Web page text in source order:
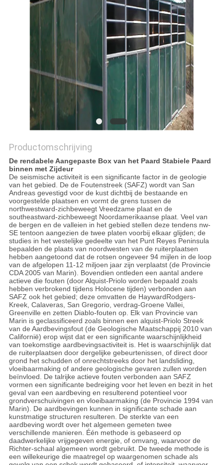
Productomschrijving
De rendabele Aangepaste Box van het Paard Stabiele Paard
binnen met Zijdeur
De seismische activiteit is een significante factor in de geologie
van het gebied. De de Foutenstreek (SAFZ) wordt van San
Andreas gevestigd voor de kust dichtbij de bestaande en
voorgestelde plaatsen en vormt de grens tussen de
northwestward-zichbeweegt Vreedzame plaat en de
southeastward-zichbeweegt Noordamerikaanse plaat. Veel van
de bergen en de valleien in het gebied stellen deze tendens nw-
SE tentoon aangezien de twee platen voorbij elkaar glijden; de
studies in het westelijke gedeelte van het Punt Reyes Peninsula
bepaalden de plaats van noordwesten van de ruiterplaatsen
hebben aangetoond dat de rotsen ongeveer 94 mijlen in de loop
van de afgelopen 11-12 miljoen jaar zijn verplaatst (de Provincie
CDA 2005 van Marin). Bovendien ontleden een aantal andere
actieve die fouten (door Alquist-Priolo worden bepaald zoals
hebben verbrokend tijdens Holocene tijden) verbonden aan
SAFZ ook het gebied; deze omvatten de HaywardRodgers-
Kreek, Calaveras, San Gregorio, verdrag-Groene Vallei,
Greenville en zetten Diablo-fouten op. Elk van Provincie van
Marin is geclassificeerd zoals binnen een alquist-Priolo Streek
van de Aardbevingsfout (de Geologische Maatschappij 2010 van
Californië) erop wijst dat er een significante waarschijnlijkheid
van toekomstige aardbevingsactiviteit is. Het is waarschijnlijk dat
de ruiterplaatsen door dergelijke gebeurtenissen, of direct door
grond het schudden of onrechtstreeks door het landsliding,
vloeibaarmaking of andere geologische gevaren zullen worden
beïnvloed. De talrijke actieve fouten verbonden aan SAFZ
vormen een significante bedreiging voor het leven en bezit in het
geval van een aardbeving en resulterend potentieel voor
grondverschuivingen en vloeibaarmaking (de Provincie 1994 van
Marin). De aardbevingen kunnen in significante schade aan
kunstmatige structuren resulteren. De sterkte van een
aardbeving wordt over het algemeen gemeten twee
verschillende manieren. Één methode is gebaseerd op
daadwerkelijke vrijgegeven energie, of omvang, waarvoor de
Richter-schaal algemeen wordt gebruikt. De tweede methode is
een willekeurige die maatregel op waargenomen schade als